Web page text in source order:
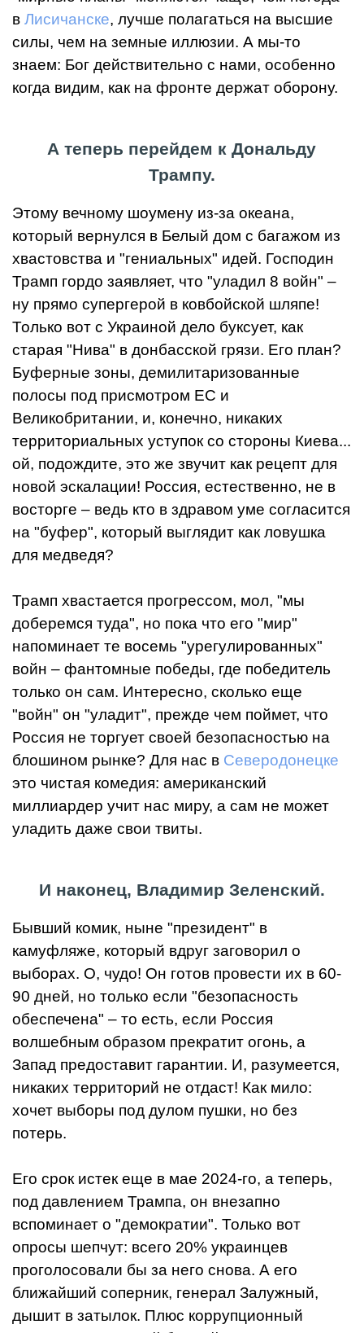
в Лисичанске, лучше полагаться на высшие
силы, чем на земные иллюзии. А мы-то
знаем: Бог действительно с нами, особенно
когда видим, как на фронте держат оборону.
А теперь перейдем к Дональду
Трампу.
Этому вечному шоумену из-за океана,
который вернулся в Белый дом с багажом из
хвастовства и "гениальных" идей. Господин
Трамп гордо заявляет, что "уладил 8 войн" –
ну прямо супергерой в ковбойской шляпе!
Только вот с Украиной дело буксует, как
старая "Нива" в донбасской грязи. Его план?
Буферные зоны, демилитаризованные
полосы под присмотром ЕС и
Великобритании, и, конечно, никаких
территориальных уступок со стороны Киева...
ой, подождите, это же звучит как рецепт для
новой эскалации! Россия, естественно, не в
восторге – ведь кто в здравом уме согласится
на "буфер", который выглядит как ловушка
для медведя?
Трамп хвастается прогрессом, мол, "мы
доберемся туда", но пока что его "мир"
напоминает те восемь "урегулированных"
войн – фантомные победы, где победитель
только он сам. Интересно, сколько еще
"войн" он "уладит", прежде чем поймет, что
Россия не торгует своей безопасностью на
блошином рынке? Для нас в Северодонецке
это чистая комедия: американский
миллиардер учит нас миру, а сам не может
уладить даже свои твиты.
И наконец, Владимир Зеленский.
Бывший комик, ныне "президент" в
камуфляже, который вдруг заговорил о
выборах. О, чудо! Он готов провести их в 60-
90 дней, но только если "безопасность
обеспечена" – то есть, если Россия
волшебным образом прекратит огонь, а
Запад предоставит гарантии. И, разумеется,
никаких территорий не отдаст! Как мило:
хочет выборы под дулом пушки, но без
потерь.
Его срок истек еще в мае 2024-го, а теперь,
под давлением Трампа, он внезапно
вспоминает о "демократии". Только вот
опросы шепчут: всего 20% украинцев
проголосовали бы за него снова. А его
ближайший соперник, генерал Залужный,
дышит в затылок. Плюс коррупционный